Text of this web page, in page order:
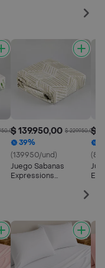
$ 139.950,00 $ 229.950,00
39%
(139950/und)
Juego Sabanas
Expressions
$